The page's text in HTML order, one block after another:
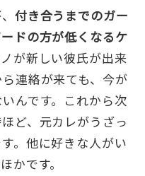
付き合うまでのガー
ドの方が低くなるケ
が新しい彼氏が出来
連絡が来ても、今が
んです。これから次
ど、元カレがうざっ
。他に好きな人がい
かです。